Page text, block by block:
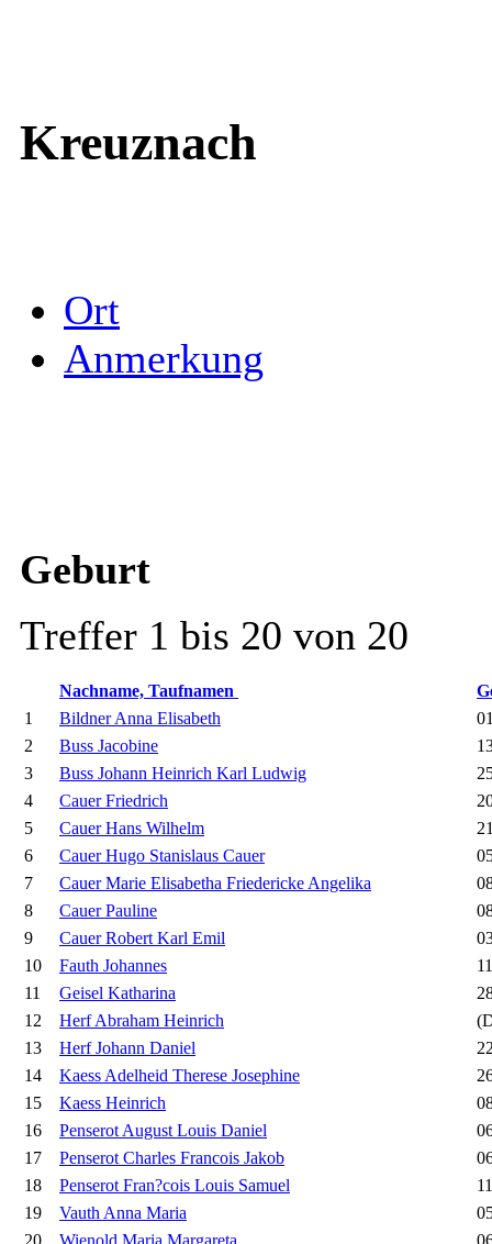
Kreuznach
Ort
Anmerkung
Geburt
Treffer 1 bis 20 von 20
Nachname, Taufnamen
1
Bildner Anna Elisabeth
2
Buss Jacobine
3
Buss Johann Heinrich Karl Ludwig
4
Cauer Friedrich
5
Cauer Hans Wilhelm
6
Cauer Hugo Stanislaus Cauer
7
Cauer Marie Elisabetha Friedericke Angelika
8
Cauer Pauline
9
Cauer Robert Karl Emil
10
Fauth Johannes
11
Geisel Katharina
12
Herf Abraham Heinrich
13
Herf Johann Daniel
14
Kaess Adelheid Therese Josephine
15
Kaess Heinrich
16
Penserot August Louis Daniel
17
Penserot Charles Francois Jakob
18
Penserot Fran?cois Louis Samuel
19
Vauth Anna Maria